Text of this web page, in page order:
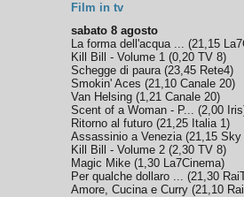
Film in tv
sabato 8 agosto
La forma dell'acqua ... (21,15
Kill Bill - Volume 1 (0,20 TV 8)
Schegge di paura(23,45 Rete4)
Smokin' Aces (21,10 Canale 20)
Van Helsing (1,21 Canale 20)
Scent of a Woman - P... (2,00 Iris
Ritorno al futuro (21,25 Italia 1)
Assassinio a Venezia(21,15 Sky
Kill Bill - Volume 2 (2,30 TV 8)
Magic Mike (1,30 La7Cinema)
Per qualche dollaro ... (21,30
Amore, Cucina e Curry (21,10